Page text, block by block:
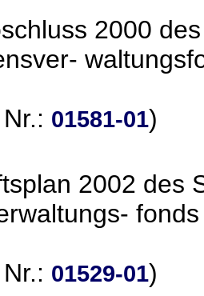
2000
01581-01)
2002 des
01529-01)